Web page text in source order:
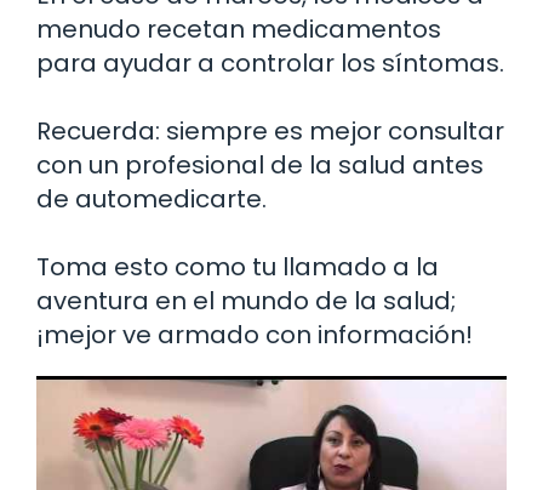
menudo recetan medicamentos
para ayudar a controlar los síntomas.
Recuerda: siempre es mejor consultar
con un profesional de la salud antes
de automedicarte.
Toma esto como tu llamado a la
aventura en el mundo de la salud;
¡mejor ve armado con información!